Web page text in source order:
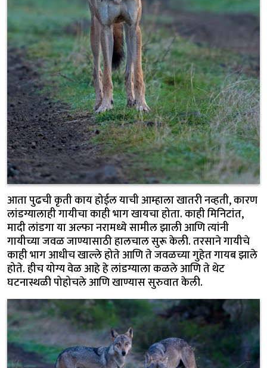
आता पुढची कृती काय होईल याची आम्हाला खातरी नव्हती, कारण
लांडग्यालाही गायीचा काही भाग खायचा होता. काही मिनिटांत,
मादी लांडगा या अल्फा नरामध्ये सामील झाली आणि त्यांनी
गायीच्या जवळ जाण्यासाठी हालचाल सुरू केली. तरसाने गायीचे
काही भाग आधीच खाल्ले होते आणि ते जवळच्या गुहेत गायब झाले
होते. हीच योग्य वेळ आहे हे लांडग्याला कळले आणि ते थेट
घटनास्थळी पोहोचले आणि खाण्यास सुरुवात केली.